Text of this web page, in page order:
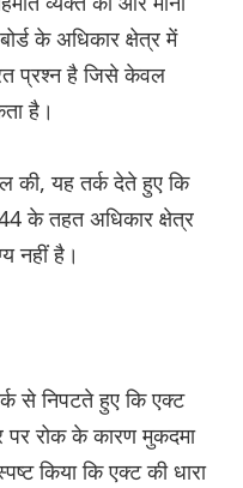
के अधिकार क्षेत्र में
प्रश्न है जिसे केवल
है।
की, यह तर्क देते हुए कि
के तहत अधिकार क्षेत्र
नहीं है।
से निपटते हुए कि एक्ट
पर रोक के कारण मुकदमा
किया कि एक्ट की धारा